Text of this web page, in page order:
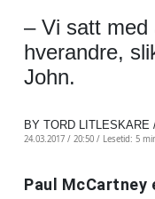
– Vi satt med
hverandre,
John.
BY TORD
24.03.2017 / 20:50 / Lesetid: 5
Paul McCartney